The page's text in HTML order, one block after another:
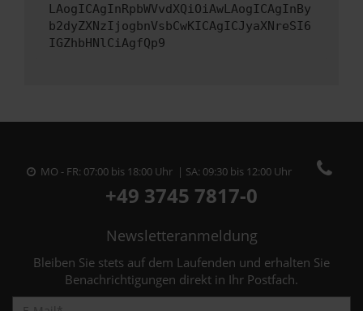
LAogICAgInRpbWVvdXQiOiAwLAogICAgInBy
b2dyZXNzIjogbnVsbCwKICAgICJyaXNreSI6
IGZhbHNlCiAgfQp9
MO - FR: 07:00 bis 18:00 Uhr | SA: 09:30 bis 12:00 Uhr
+49 3745 7817-0
Newsletteranmeldung
Bleiben Sie stets auf dem Laufenden und erhalten Sie
Benachrichtigungen direkt in Ihr Postfach.